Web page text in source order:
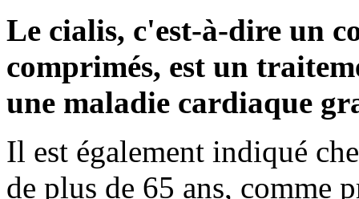
Le cialis, c'est-à-dire un
comprimés, est un
une maladie cardiaque
Il est également indiqué
de plus de 65 ans, comme